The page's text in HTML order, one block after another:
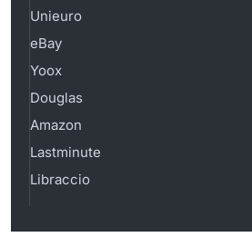
Unieuro
eBay
Yoox
Douglas
Amazon
Lastminute
Libraccio